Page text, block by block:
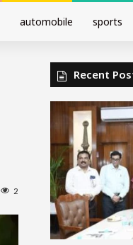
automobile sports
2
Recent